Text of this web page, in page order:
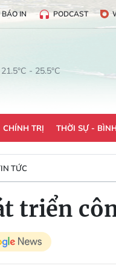
BÁO IN PODCAST
- 25.5°C
CHÍNH TRỊ THỜI SỰ -
TỨC
triển